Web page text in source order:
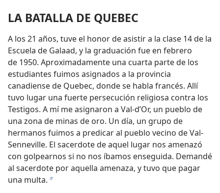
LA BATALLA DE QUEBEC
A los 21 años, tuve el honor de asistir a la clase 14 de la
Escuela de Galaad, y la graduación fue en febrero
de 1950. Aproximadamente una cuarta parte de los
estudiantes fuimos asignados a la provincia
canadiense de Quebec, donde se habla francés. Allí
tuvo lugar una fuerte persecución religiosa contra los
Testigos. A mí me asignaron a Val-d’Or, un pueblo de
una zona de minas de oro. Un día, un grupo de
hermanos fuimos a predicar al pueblo vecino de Val-
Senneville. El sacerdote de aquel lugar nos amenazó
con golpearnos si no nos íbamos enseguida. Demandé
al sacerdote por aquella amenaza, y tuvo que pagar
una multa. b